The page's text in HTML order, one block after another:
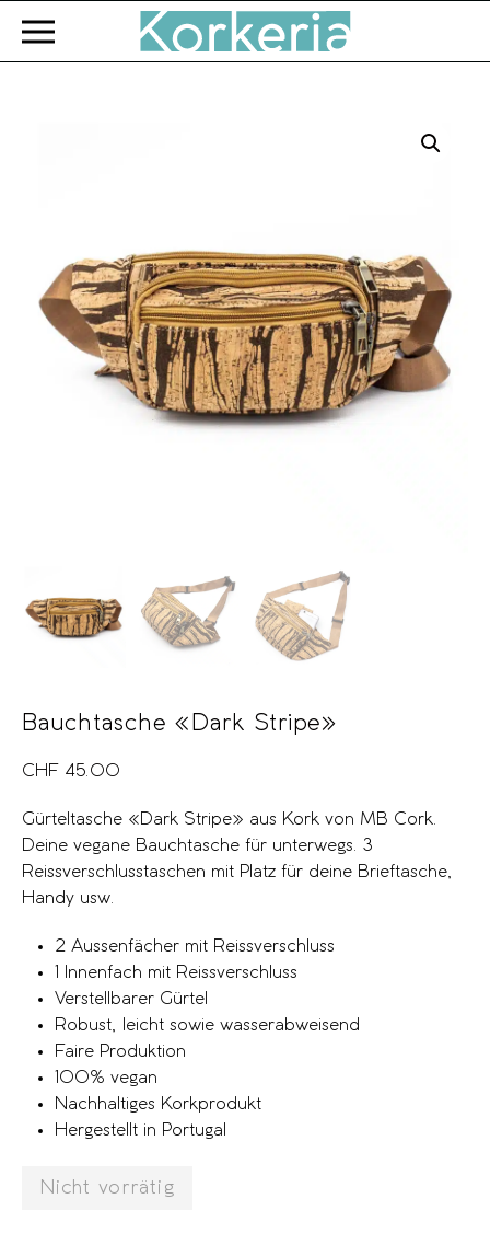
Zum Hauptinhalt springen
Bauchtasche «Dark Stripe»
CHF 45.00
Gürteltasche «Dark Stripe» aus Kork von MB Cork.
Deine vegane Bauchtasche für unterwegs. 3
Reissverschlusstaschen mit Platz für deine Brieftasche,
Handy usw.
2 Aussenfächer mit Reissverschluss
1 Innenfach mit Reissverschluss
Verstellbarer Gürtel
Robust, leicht sowie wasserabweisend
Faire Produktion
100% vegan
Nachhaltiges Korkprodukt
Hergestellt in Portugal
Nicht vorrätig